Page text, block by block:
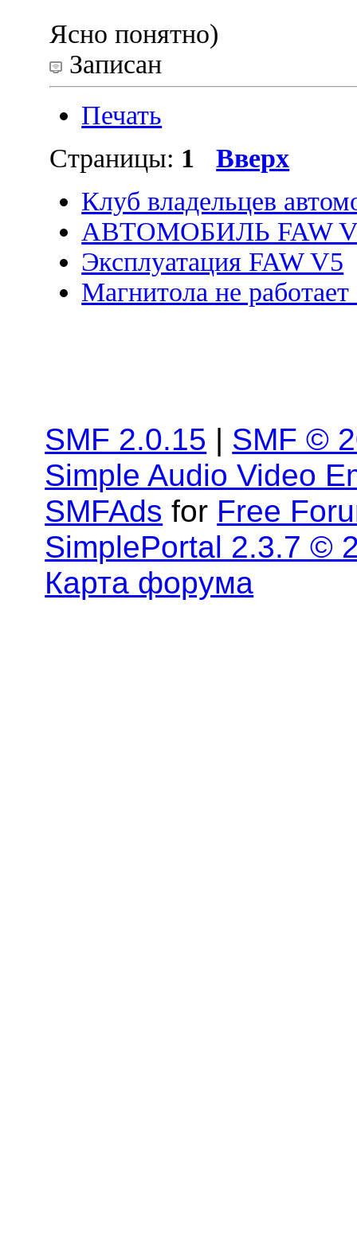
Ясно понятно)
Записан
Печать
Страницы: 1
Вверх
Клуб владельцев
АВТОМОБИЛЬ FAW
Эксплуатация FAW V5
Магнитола не
SMF 2.0.15 | SMF ©
Simple Audio Video
SMFAds for Free
SimplePortal 2.3.7 ©
Карта форума